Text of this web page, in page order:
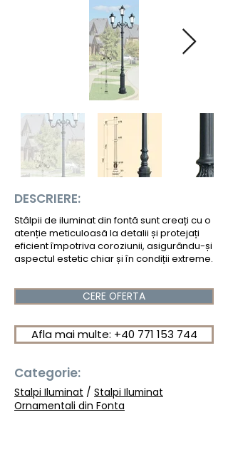
DESCRIERE:
Stâlpii de iluminat din fontă sunt creați cu o
atenție meticuloasă la detalii și protejați
eficient împotriva coroziunii, asigurându-și
aspectul estetic chiar și în condiții extreme.
CERE OFERTA
Afla mai multe: +40 771 153 744
Categorie:
Stalpi Iluminat / Stalpi Iluminat
Ornamentali din Fonta